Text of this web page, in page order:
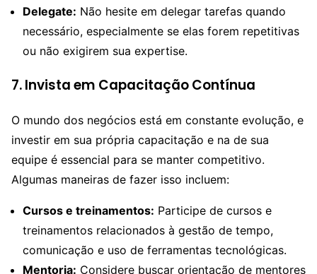
Delegate: Não hesite em delegar tarefas quando
necessário, especialmente se elas forem repetitivas
ou não exigirem sua expertise.
7.Invista em Capacitação Contínua
O mundo dos negócios está em constante evolução, e
investir em sua própria capacitação e na de sua
equipe é essencial para se manter competitivo.
Algumas maneiras de fazer isso incluem:
Cursos e treinamentos: Participe de cursos e
treinamentos relacionados à gestão de tempo,
comunicação e uso de ferramentas tecnológicas.
Mentoria: Considere buscar orientação de mentores